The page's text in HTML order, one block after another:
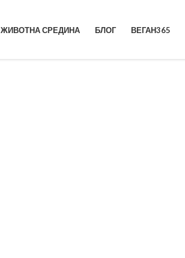
ЖИВОТНА СРЕДИНА БЛОГ ВЕГАН365